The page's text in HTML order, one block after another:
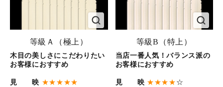
等級Ａ（極上）
木目の美しさにこだわりたい
お客様におすすめ
見 映 ★★★★★
等級B（特上）
当店一番人気！バランス派の
お客様におすすめ
見 映 ★★★★ ☆